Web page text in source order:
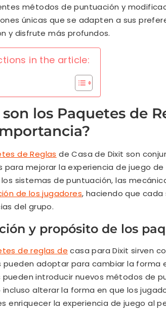
métodos de puntuación y
únicas que se adapten a sus
y disfrute más profundos.
in the article:
son los Paquetes de
de Reglas de Casa de Dixit son
para mejorar la experiencia de juego
sistemas de puntuación, las
de los jugadores, haciendo que
del grupo.
y propósito de los
de reglas de casa para Dixit sirven
pueden adoptar para cambiar la forma
introducir nuevos métodos de
incluso alterar la forma en que los
enriquecer la experiencia de juego al